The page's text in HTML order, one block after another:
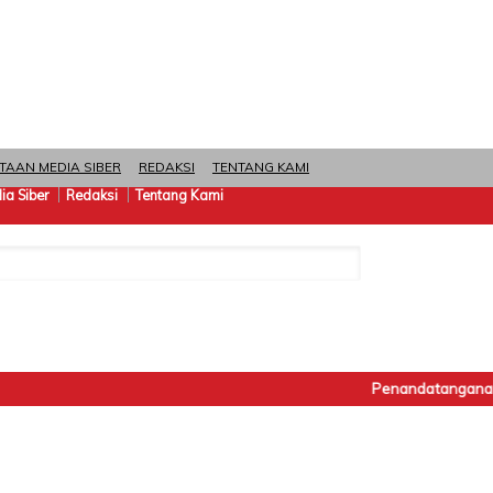
MEDIA SIBER REDAKSI TENTANG KAMI
Siber Redaksi Tentang Kami
Penandatanganan